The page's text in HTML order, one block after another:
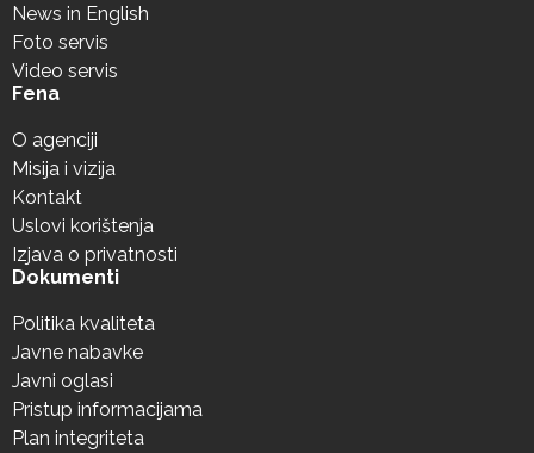
News in English
Foto servis
Video servis
Fena
O agenciji
Misija i vizija
Kontakt
Uslovi korištenja
Izjava o privatnosti
Dokumenti
Politika kvaliteta
Javne nabavke
Javni oglasi
Pristup informacijama
Plan integriteta